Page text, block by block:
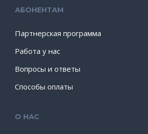
АБОНЕНТАМ
Партнерская программа
Работа у нас
Вопросы и ответы
Способы оплаты
О НАС